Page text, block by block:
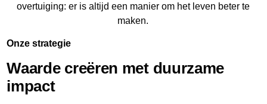
overtuiging: er is altijd een manier om het leven beter te
maken.
Onze strategie
Waarde creëren met duurzame
impact